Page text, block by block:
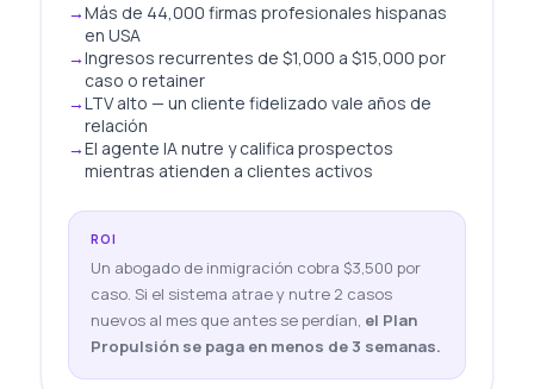
Más de 44,000 firmas profesionales hispanas
en USA
Ingresos recurrentes de $1,000 a $15,000 por
caso o retainer
LTV alto — un cliente fidelizado vale años de
relación
El agente IA nutre y califica prospectos
mientras atienden a clientes activos
ROI
Un abogado de inmigración cobra $3,500 por
caso. Si el sistema atrae y nutre 2 casos
nuevos al mes que antes se perdían, el Plan
Propulsión se paga en menos de 3 semanas.